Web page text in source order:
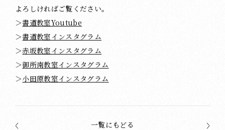
よろしければご覧ください。
＞書道教室Youtube
＞書道教室インスタグラム
＞赤坂教室インスタグラム
＞御所南教室インスタグラム
＞小田原教室インスタグラム
一覧にもどる